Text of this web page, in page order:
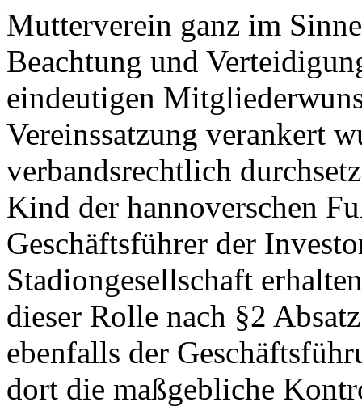
Mutterverein ganz im
Beachtung und
eindeutigen
Vereinssatzung verankert
verbandsrechtlich
Kind der hannoverschen
Geschäftsführer der
Stadiongesellschaft
dieser Rolle nach §2
ebenfalls der
dort die maßgebliche